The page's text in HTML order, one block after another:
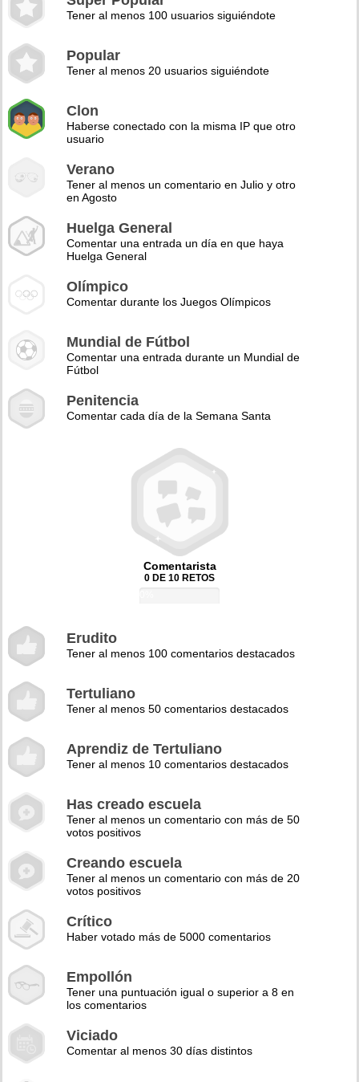
Tener al menos 100 usuarios siguiéndote
Popular
Tener al menos 20 usuarios siguiéndote
Clon
Haberse conectado con la misma IP que otro
usuario
Verano
Tener al menos un comentario en Julio y otro
en Agosto
Huelga General
Comentar una entrada un día en que haya
Huelga General
Olímpico
Comentar durante los Juegos Olímpicos
Mundial de Fútbol
Comentar una entrada durante un Mundial de
Fútbol
Penitencia
Comentar cada día de la Semana Santa
Comentarista
0 DE 10 RETOS
Erudito
Tener al menos 100 comentarios destacados
Tertuliano
Tener al menos 50 comentarios destacados
Aprendiz de Tertuliano
Tener al menos 10 comentarios destacados
Has creado escuela
Tener al menos un comentario con más de 50
votos positivos
Creando escuela
Tener al menos un comentario con más de 20
votos positivos
Crítico
Haber votado más de 5000 comentarios
Empollón
Tener una puntuación igual o superior a 8 en
los comentarios
Viciado
Comentar al menos 30 días distintos